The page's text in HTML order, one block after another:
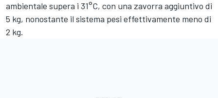
ambientale supera i 31°C, con una zavorra aggiuntivo di
5 kg, nonostante il sistema pesi effettivamente meno di
2 kg.